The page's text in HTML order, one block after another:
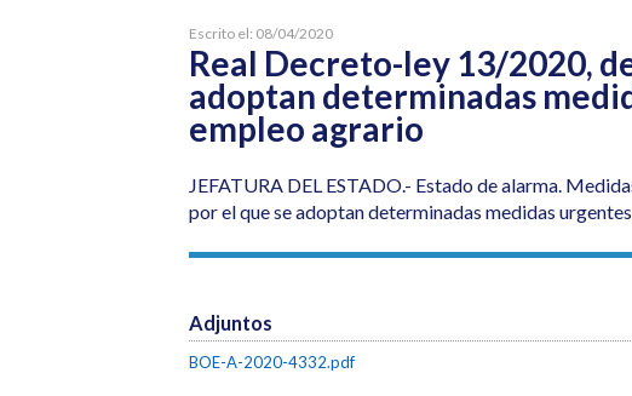
de
Lugo
Escrito el: 08/04/2020
Real Decreto-ley 13/2020,
adoptan determinadas
empleo agrario
JEFATURA DEL ESTADO.- Estado de alarma.
por el que se adoptan determinadas medidas
Adjuntos
BOE-A-2020-4332.pdf